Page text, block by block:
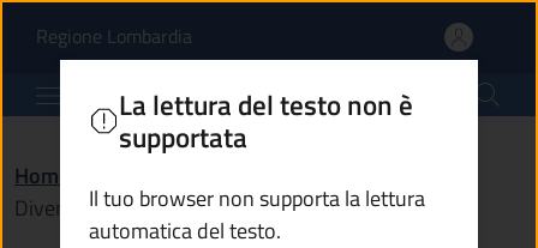
Diventare presidente
Regione Lombardia(apre in un'altra scheda).
Comune di Breno
Home
Diventare presidente di seggio elettorale
La lettura del testo non è
supportata
Il tuo browser non supporta la lettura
automatica del testo.